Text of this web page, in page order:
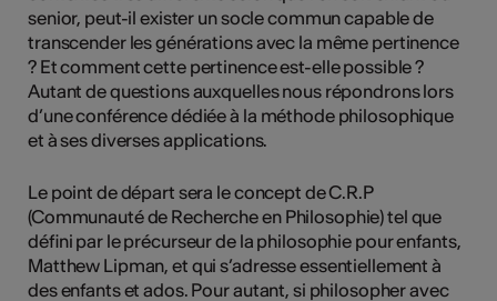
senior, peut-il exister un socle commun capable de
transcender les générations avec la même pertinence
? Et comment cette pertinence est-elle possible ?
Autant de questions auxquelles nous répondrons lors
d’une conférence dédiée à la méthode philosophique
et à ses diverses applications.
Le point de départ sera le concept de C.R.P
(Communauté de Recherche en Philosophie) tel que
défini par le précurseur de la philosophie pour enfants,
Matthew Lipman, et qui s’adresse essentiellement à
des enfants et ados. Pour autant, si philosopher avec